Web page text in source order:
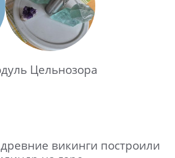
Цельнозора
викинги построили